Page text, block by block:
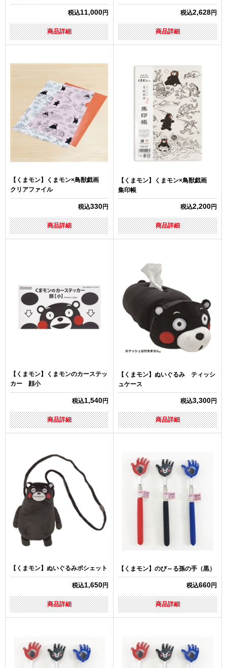
税込11,000円
商品詳細
税込2,628円
商品詳細
【くまモン】くまモン×鳥獣戯画
クリアファイル
税込330円
商品詳細
【くまモン】くまモン×鳥獣戯画
集印帳
税込2,200円
商品詳細
【くまモン】くまモンのカーステッ
カー 顔小
税込1,540円
商品詳細
【くまモン】ぬいぐるみ ティッシ
ュケース
税込3,300円
商品詳細
【くまモン】ぬいぐるみポシェット
税込1,650円
商品詳細
【くまモン】のび～る孫の手（黒）
税込660円
商品詳細